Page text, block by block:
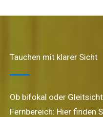
Tauchen mit klarer Sicht
Ob bifokal oder
Fernbereich: Hier finden